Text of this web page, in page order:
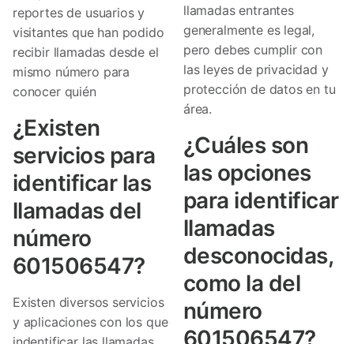
reportes de usuarios y
visitantes que han podido
recibir llamadas desde el
mismo número para
conocer quién
¿Existen
servicios para
identificar las
llamadas del
número
601506547?
Existen diversos servicios
y aplicaciones con los que
llamadas entrantes
generalmente es legal,
pero debes cumplir con
las leyes de privacidad y
protección de datos en tu
área.
¿Cuáles son
las opciones
para identificar
llamadas
desconocidas,
como la del
número
601506547?